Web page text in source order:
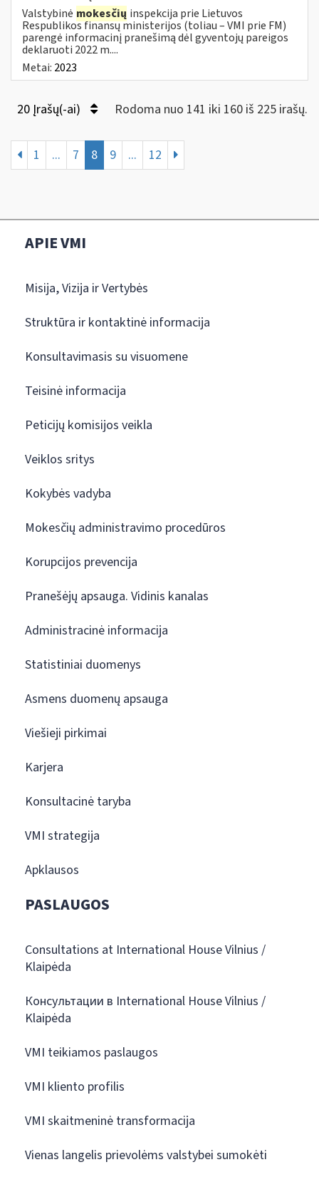
Valstybinė mokesčių inspekcija prie Lietuvos
Respublikos finansų ministerijos (toliau – VMI prie FM)
parengė informacinį pranešimą dėl gyventojų pareigos
deklaruoti 2022 m....
Metai: 2023
20 Įrašų(-ai) Rodoma nuo 141 iki 160 iš 225 irašų.
1 ... 7 8 9 ... 12
APIE VMI
Misija, Vizija ir Vertybės
Struktūra ir kontaktinė informacija
Konsultavimasis su visuomene
Teisinė informacija
Peticijų komisijos veikla
Veiklos sritys
Kokybės vadyba
Mokesčių administravimo procedūros
Korupcijos prevencija
Pranešėjų apsauga. Vidinis kanalas
Administracinė informacija
Statistiniai duomenys
Asmens duomenų apsauga
Viešieji pirkimai
Karjera
Konsultacinė taryba
VMI strategija
Apklausos
PASLAUGOS
Consultations at International House Vilnius /
Klaipėda
Консультации в International House Vilnius /
Klaipėda
VMI teikiamos paslaugos
VMI kliento profilis
VMI skaitmeninė transformacija
Vienas langelis prievolėms valstybei sumokėti